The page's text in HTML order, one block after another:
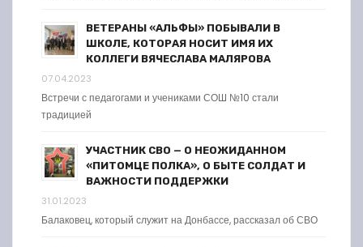
ВЕТЕРАНЫ «АЛЬФЫ» ПОБЫВАЛИ В
ШКОЛЕ, КОТОРАЯ НОСИТ ИМЯ ИХ
КОЛЛЕГИ ВЯЧЕСЛАВА МАЛЯРОВА
07.04.2023
Встречи с педагогами и учениками СОШ №10 стали
традицией
УЧАСТНИК СВО — О НЕОЖИДАННОМ
«ПИТОМЦЕ ПОЛКА», О БЫТЕ СОЛДАТ И
ВАЖНОСТИ ПОДДЕРЖКИ
31.01.2023
Балаковец, который служит на Донбассе, рассказал об СВО